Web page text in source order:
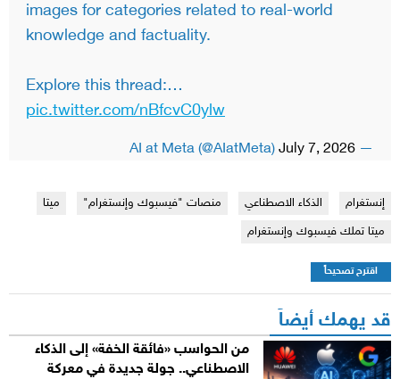
images for categories related to real-world
knowledge and factuality.
Explore this thread:…
pic.twitter.com/nBfcvC0ylw
— AI at Meta (@AIatMeta)
July 7, 2026
إنستغرام الذكاء الاصطناعي منصات "فيسبوك وإنستغرام"
ميتا
ميتا تملك فيسبوك وإنستغرام
اقترح تصحيحاً
قد يهمك أيضاً
من الحواسب «فائقة الخفة» إلى الذكاء
الاصطناعي.. جولة جديدة في معركة